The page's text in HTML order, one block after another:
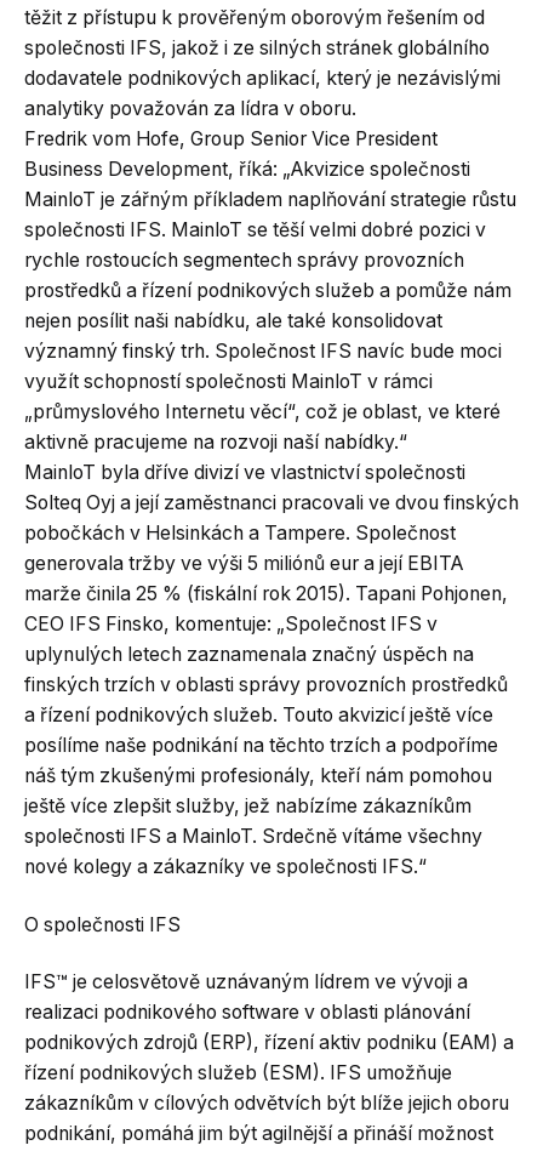
těžit z přístupu k prověřeným oborovým řešením od
společnosti IFS, jakož i ze silných stránek globálního
dodavatele podnikových aplikací, který je nezávislými
analytiky považován za lídra v oboru.
Fredrik vom Hofe, Group Senior Vice President
Business Development, říká: „Akvizice společnosti
MainloT je zářným příkladem naplňování strategie růstu
společnosti IFS. MainloT se těší velmi dobré pozici v
rychle rostoucích segmentech správy provozních
prostředků a řízení podnikových služeb a pomůže nám
nejen posílit naši nabídku, ale také konsolidovat
významný finský trh. Společnost IFS navíc bude moci
využít schopností společnosti MainloT v rámci
„průmyslového Internetu věcí“, což je oblast, ve které
aktivně pracujeme na rozvoji naší nabídky.“
MainloT byla dříve divizí ve vlastnictví společnosti
Solteq Oyj a její zaměstnanci pracovali ve dvou finských
pobočkách v Helsinkách a Tampere. Společnost
generovala tržby ve výši 5 miliónů eur a její EBITA
marže činila 25 % (fiskální rok 2015). Tapani Pohjonen,
CEO IFS Finsko, komentuje: „Společnost IFS v
uplynulých letech zaznamenala značný úspěch na
finských trzích v oblasti správy provozních prostředků
a řízení podnikových služeb. Touto akvizicí ještě více
posílíme naše podnikání na těchto trzích a podpoříme
náš tým zkušenými profesionály, kteří nám pomohou
ještě více zlepšit služby, jež nabízíme zákazníkům
společnosti IFS a MainloT. Srdečně vítáme všechny
nové kolegy a zákazníky ve společnosti IFS.“
O společnosti IFS
IFS™ je celosvětově uznávaným lídrem ve vývoji a
realizaci podnikového software v oblasti plánování
podnikových zdrojů (ERP), řízení aktiv podniku (EAM) a
řízení podnikových služeb (ESM). IFS umožňuje
zákazníkům v cílových odvětvích být blíže jejich oboru
podnikání, pomáhá jim být agilnější a přináší možnost